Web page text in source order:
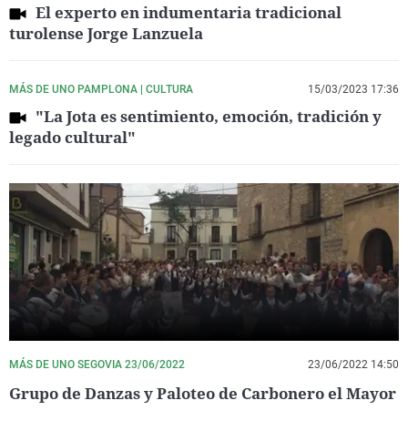
El experto en indumentaria tradicional
turolense Jorge Lanzuela
MÁS DE UNO PAMPLONA | CULTURA 15/03/2023 17:36
"La Jota es sentimiento, emoción, tradición y
legado cultural"
MÁS DE UNO SEGOVIA 23/06/2022 23/06/2022 14:50
Grupo de Danzas y Paloteo de Carbonero el Mayor